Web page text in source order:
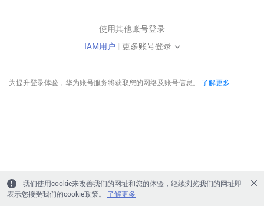
使用其他账号登录
IAM用户 | 更多账号登录
为提升登录体验，华为账号服务将获取您的网络及账号信息。 了解更多
我们使用cookie来改善我们的网址和您的体验，继续浏览我们的网址即
表示您接受我们的cookie政策。
了解更多